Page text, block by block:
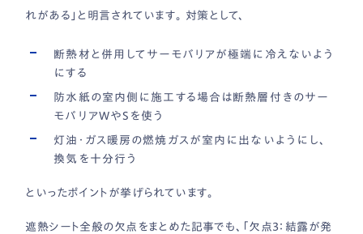
れがある」と明言されています。 対策として、
断熱材と併用してサーモバリアが極端に冷えないよう
にする
防水紙の室内側に施工する場合は断熱層付きのサー
モバリアWやSを使う
灯油・ガス暖房の燃焼ガスが室内に出ないようにし、
換気を十分行う
といったポイントが挙げられています。
遮熱シート全般の欠点をまとめた記事でも、「欠点3：結露が発